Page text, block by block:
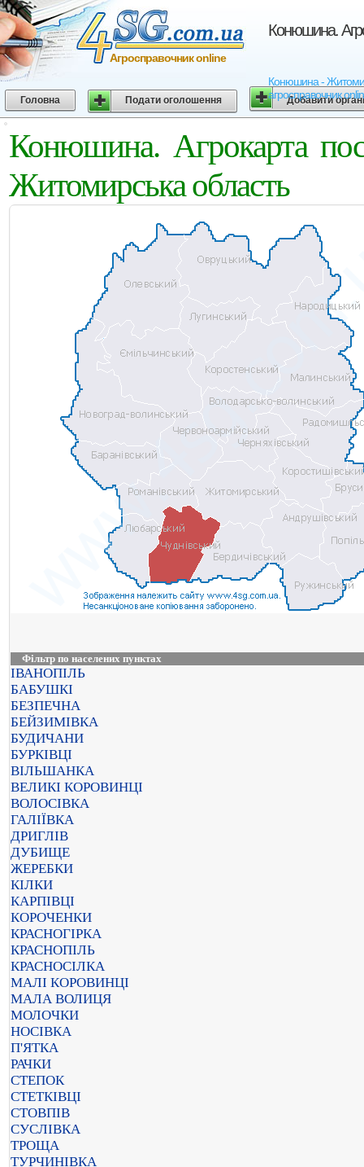
Конюшина.
Конюшина -
агросправочник
Агросправочник online
Головна Подати оголошення Добавити
Конюшина. Агрокарта
Житомирська область
Фільтр по населених пунктах
ІВАНОПІЛЬ
БАБУШКІ
БЕЗПЕЧНА
БЕЙЗИМІВКА
БУДИЧАНИ
БУРКІВЦІ
ВІЛЬШАНКА
ВЕЛИКІ КОРОВИНЦІ
ВОЛОСІВКА
ГАЛІЇВКА
ДРИГЛІВ
ДУБИЩЕ
ЖЕРЕБКИ
КІЛКИ
КАРПІВЦІ
КОРОЧЕНКИ
КРАСНОГІРКА
КРАСНОПІЛЬ
КРАСНОСІЛКА
МАЛІ КОРОВИНЦІ
МАЛА ВОЛИЦЯ
МОЛОЧКИ
НОСІВКА
П'ЯТКА
РАЧКИ
СТЕПОК
СТЕТКІВЦІ
СТОВПІВ
СУСЛІВКА
ТРОЩА
ТУРЧИНІВКА